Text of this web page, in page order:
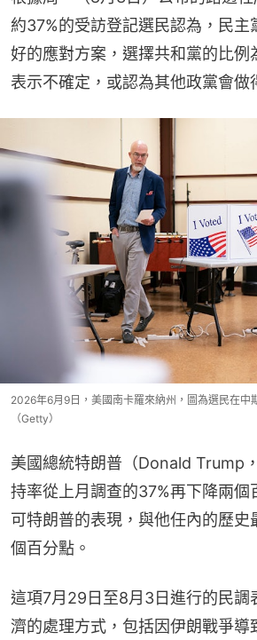
約37%的受訪登記選民認為，民主
好的應對方案，選擇共和黨的比例
表示不確定，或認為其他政黨會做
2026年6月9日，美國南卡羅來納州，圖為選民在中
（Getty）
美國總統特朗普（Donald Trump
持率從上月調查的37%再下降兩個
可特朗普的表現，與他任內的歷史
個百分點。
這項7月29日至8月3日進行的民調
濟的處理方式，包括因伊朗戰爭導